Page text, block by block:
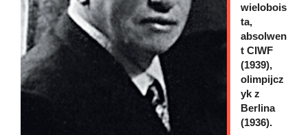
wielobois
ta,
absolwen
t CIWF
(1939),
olimpijcz
yk z
Berlina
(1936).